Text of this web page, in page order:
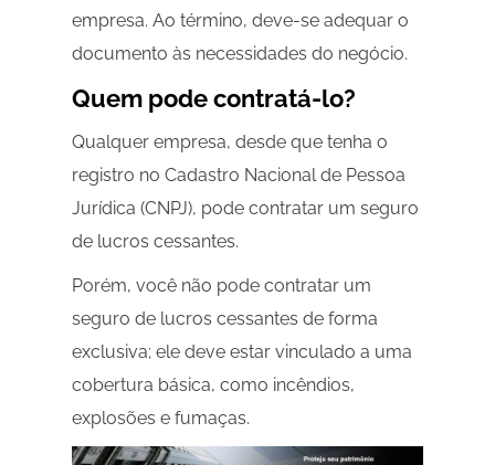
empresa. Ao término, deve-se adequar o
documento às necessidades do negócio.
Quem pode contratá-lo?
Qualquer empresa, desde que tenha o
registro no Cadastro Nacional de Pessoa
Jurídica (CNPJ), pode contratar um seguro
de lucros cessantes.
Porém, você não pode contratar um
seguro de lucros cessantes de forma
exclusiva; ele deve estar vinculado a uma
cobertura básica, como incêndios,
explosões e fumaças.